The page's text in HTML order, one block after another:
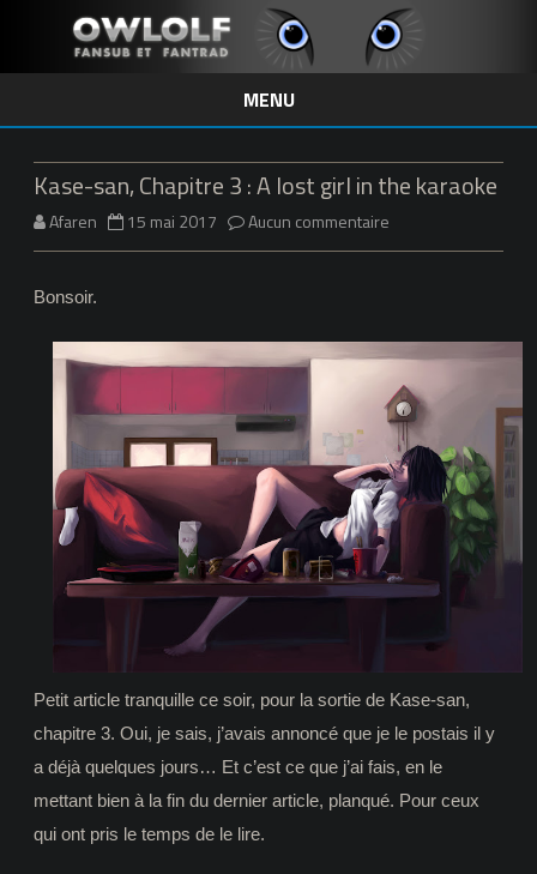
MENU
Skip
to
content
Kase-san, Chapitre 3 : A lost girl in the karaoke
Afaren 15 mai 2017 Aucun commentaire
Chapitre
3
:
A
lost
girl
in
karaoke
Bonsoir.
Petit article tranquille ce soir, pour la sortie de Kase-san,
chapitre 3. Oui, je sais, j’avais annoncé que je le postais il y
a déjà quelques jours… Et c’est ce que j’ai fais, en le
mettant bien à la fin du dernier article, planqué. Pour ceux
qui ont pris le temps de le lire.